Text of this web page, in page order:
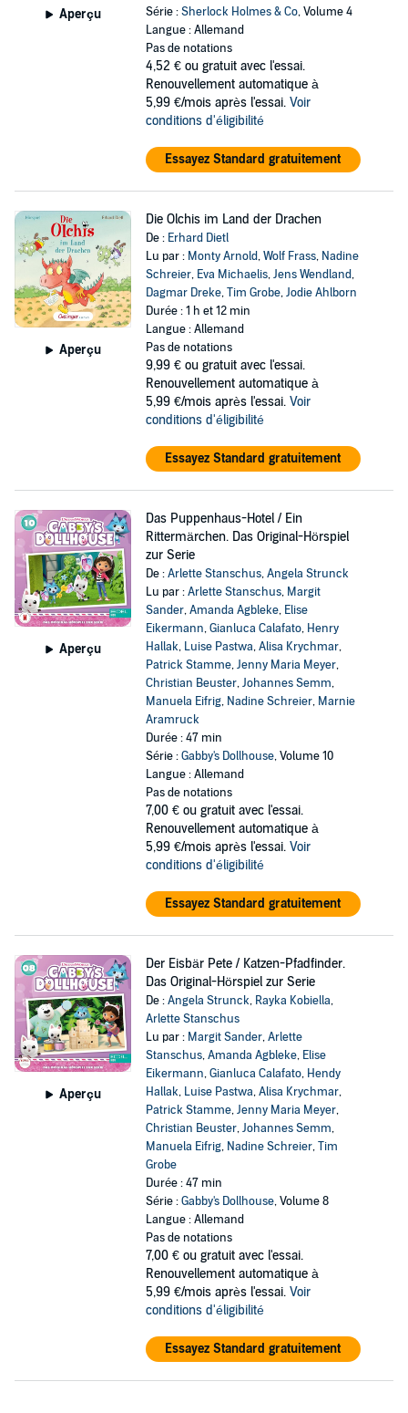
Aperçu
Série :Sherlock Holmes & Co, Volume 4
Langue : Allemand
Pas de notations
4,52 € ou gratuit avec l'essai.
Renouvellement automatique à
5,99 €/mois après l'essai. Voir
conditions d'éligibilité
Essayez Standard gratuitement
Aperçu
Die Olchis im Land der Drachen
De : Erhard Dietl
Lu par : Monty Arnold,Wolf Frass, Nadine
Schreier, Eva Michaelis,Jens Wendland,
Dagmar Dreke,Tim Grobe,Jodie Ahlborn
Durée : 1 h et 12 min
Langue : Allemand
Pas de notations
9,99 € ou gratuit avec l'essai.
Renouvellement automatique à
5,99 €/mois après l'essai. Voir
conditions d'éligibilité
Essayez Standard gratuitement
Aperçu
Das Puppenhaus-Hotel / Ein
Rittermärchen. Das Original-Hörspiel
zur Serie
De :Arlette Stanschus,Angela Strunck
Lu par :Arlette Stanschus, Margit
Sander,Amanda Agbleke, Elise
Eikermann,Gianluca Calafato, Henry
Hallak, Luise Pastwa,Alisa Krychmar,
Patrick Stamme,Jenny Maria Meyer,
Christian Beuster,Johannes Semm,
Manuela Eifrig, Nadine Schreier, Marnie
Aramruck
Durée : 47 min
Série :Gabby's Dollhouse, Volume 10
Langue : Allemand
Pas de notations
7,00 € ou gratuit avec l'essai.
Renouvellement automatique à
5,99 €/mois après l'essai. Voir
conditions d'éligibilité
Essayez Standard gratuitement
Aperçu
Der Eisbär Pete / Katzen-Pfadfinder.
Das Original-Hörspiel zur Serie
De :Angela Strunck, Rayka Kobiella,
Arlette Stanschus
Lu par : Margit Sander,Arlette
Stanschus,Amanda Agbleke, Elise
Eikermann,Gianluca Calafato, Hendy
Hallak, Luise Pastwa,Alisa Krychmar,
Patrick Stamme,Jenny Maria Meyer,
Christian Beuster,Johannes Semm,
Manuela Eifrig, Nadine Schreier,Tim
Grobe
Durée : 47 min
Série :Gabby's Dollhouse, Volume 8
Langue : Allemand
Pas de notations
7,00 € ou gratuit avec l'essai.
Renouvellement automatique à
5,99 €/mois après l'essai. Voir
conditions d'éligibilité
Essayez Standard gratuitement